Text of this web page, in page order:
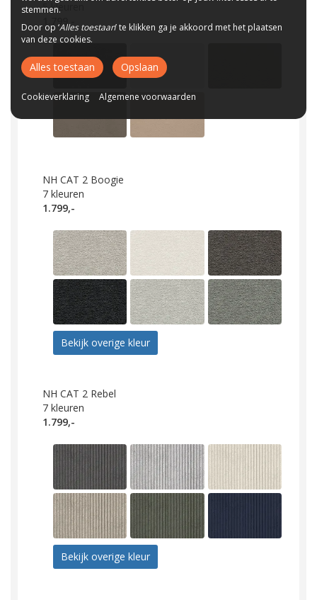
5 kleuren
1.799,-
NH CAT 2 Boogie
7 kleuren
1.799,-
Bekijk overige kleur
NH CAT 2 Rebel
7 kleuren
1.799,-
Bekijk overige kleur
stemmen.
Door op ‘Alles toestaan’ te klikken ga je akkoord met het plaatsen
van deze cookies.
Alles toestaan Opslaan
Cookieverklaring Algemene voorwaarden